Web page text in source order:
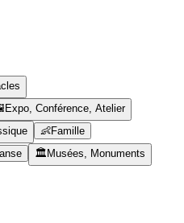
Expo, Conférence, Atelier
👶Famille
🏛️ Musées, Monuments